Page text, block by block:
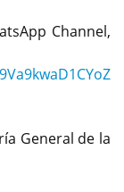
Channel,
General de la